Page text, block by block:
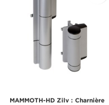
MAMMOTH-HD Zilv : Charnière